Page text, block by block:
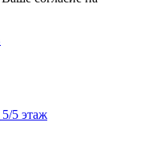
5 этаж